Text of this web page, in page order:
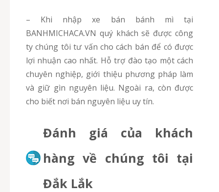
– Khi nhập xe bán bánh mì tại
BANHMICHACA.VN quý khách sẽ được công
ty chúng tôi tư vấn cho cách bán để có được
lợi nhuận cao nhất. Hỗ trợ đào tạo một cách
chuyên nghiệp, giới thiệu phương pháp làm
và giữ gìn nguyên liệu. Ngoài ra, còn được
cho biết nơi bán nguyên liệu uy tín.
Đánh giá của khách
hàng về chúng tôi tại
Đắk Lắk